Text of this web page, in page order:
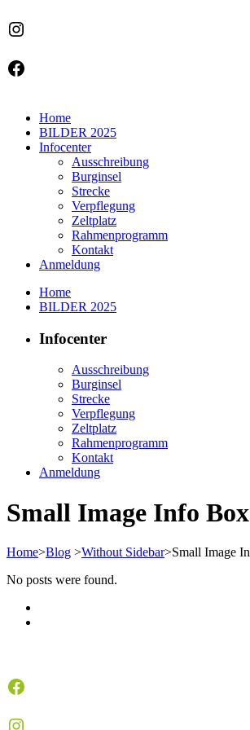
Instagram
Facebook
Home
BILDER 2025
Infocenter
Ausschreibung
Burginsel
Strecke
Verpflegung
Zeltplatz
Rahmenprogramm
Kontakt
Anmeldung
Home
BILDER 2025
Infocenter
Ausschreibung
Burginsel
Strecke
Verpflegung
Zeltplatz
Rahmenprogramm
Kontakt
Anmeldung
Small Image Info Box
Home>Blog >Without Sidebar>Small Image
No posts were found.
Facebook
Instagram